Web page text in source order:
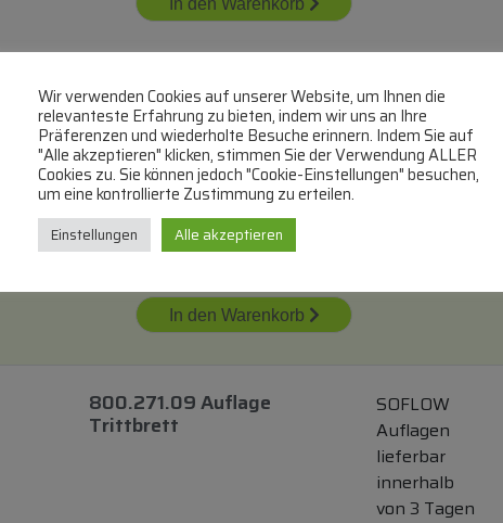
In den Warenkorb
Ab.05.14.00.0198
Fusspolster E2 Pro
SEGWAY
NINEBOT
Auflagen
lieferbar
In den Warenkorb
800.271.09 Auflage
Trittbrett
SOFLOW
Auflagen
lieferbar
innerhalb
von 3 Tagen
Wir verwenden Cookies auf unserer Website, um Ihnen die
relevanteste Erfahrung zu bieten, indem wir uns an Ihre
Präferenzen und wiederholte Besuche erinnern. Indem Sie auf
"Alle akzeptieren" klicken, stimmen Sie der Verwendung ALLER
Cookies zu. Sie können jedoch "Cookie-Einstellungen" besuchen,
um eine kontrollierte Zustimmung zu erteilen.
Einstellungen Alle akzeptieren